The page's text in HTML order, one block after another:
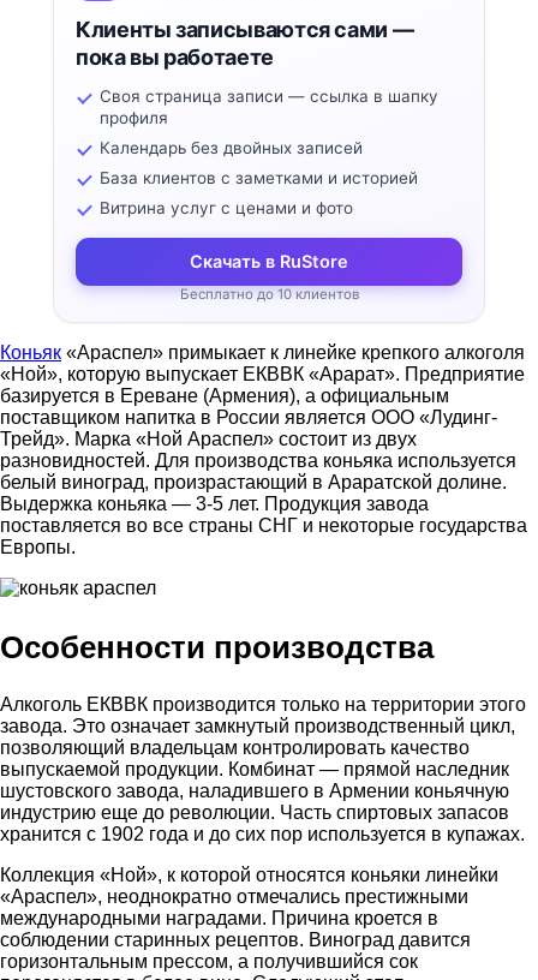
Клиенты записываются сами —
пока вы работаете
Своя страница записи — ссылка в шапку
профиля
Календарь без двойных записей
База клиентов с заметками и историей
Витрина услуг с ценами и фото
Скачать в RuStore
Бесплатно до 10 клиентов
Коньяк «Араспел» примыкает к линейке крепкого алкоголя
«Ной», которую выпускает ЕКВВК «Арарат». Предприятие
базируется в Ереване (Армения), а официальным
поставщиком напитка в России является ООО «Лудинг-
Трейд». Марка «Ной Араспел» состоит из двух
разновидностей. Для производства коньяка используется
белый виноград, произрастающий в Араратской долине.
Выдержка коньяка — 3-5 лет. Продукция завода
поставляется во все страны СНГ и некоторые государства
Европы.
Особенности производства
Алкоголь ЕКВВК производится только на территории этого
завода. Это означает замкнутый производственный цикл,
позволяющий владельцам контролировать качество
выпускаемой продукции. Комбинат — прямой наследник
шустовского завода, наладившего в Армении коньячную
индустрию еще до революции. Часть спиртовых запасов
хранится с 1902 года и до сих пор используется в купажах.
Коллекция «Ной», к которой относятся коньяки линейки
«Араспел», неоднократно отмечались престижными
международными наградами. Причина кроется в
соблюдении старинных рецептов. Виноград давится
горизонтальным прессом, а получившийся сок